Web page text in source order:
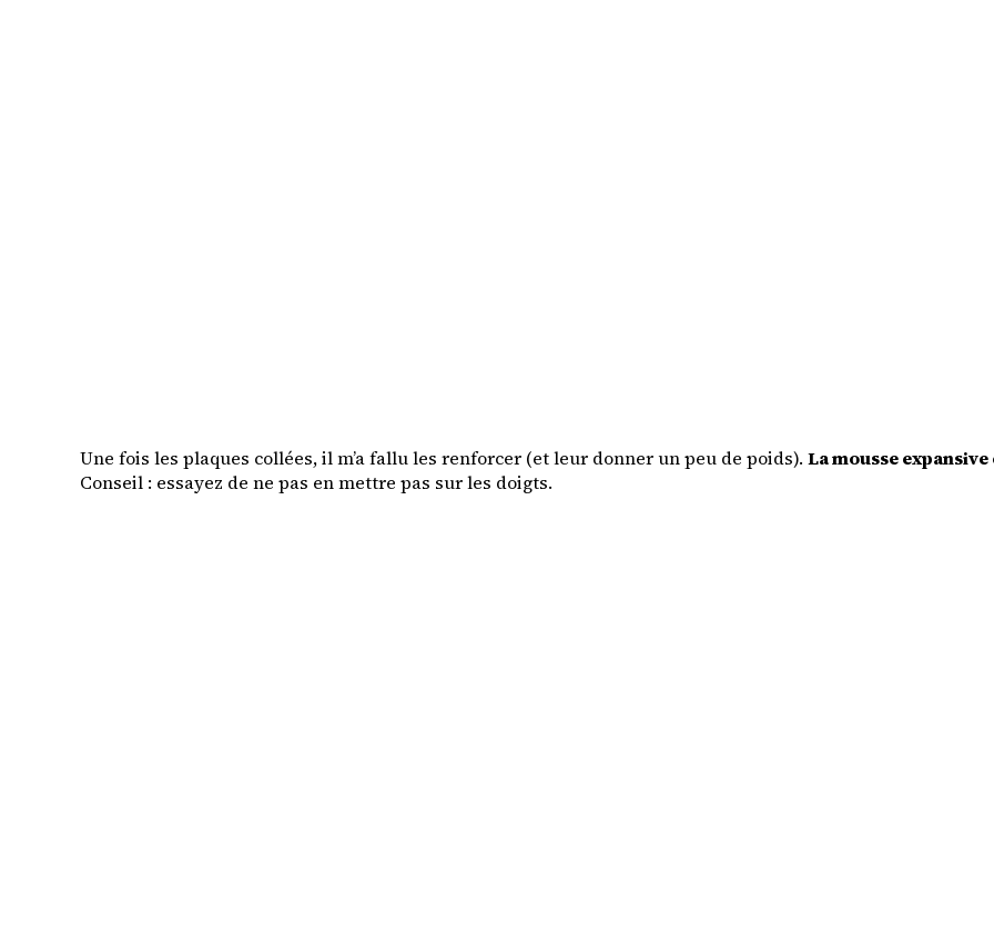
Une fois les plaques collées, il m’a fallu les renforcer (et leur donner un peu de poids). La mousse
Conseil : essayez de ne pas en mettre pas sur les doigts.